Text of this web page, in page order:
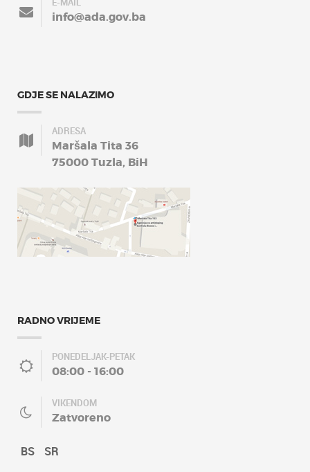
info@ada.gov.ba
GDJE SE NALAZIMO
ADRESA
Maršala Tita 36
75000 Tuzla, BiH
RADNO VRIJEME
PONEDELJAK-PETAK
08:00 - 16:00
VIKENDOM
Zatvoreno
BS SR